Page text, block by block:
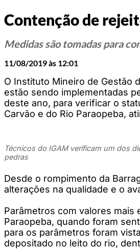
Contenção de
Medidas são tomadas para
11/08/2019 às 12:01
O Instituto Mineiro de Gestão
estão sendo implementadas
deste ano, para verificar o
Carvão e do Rio Paraopeba,
Técnicos do IGAM verificam um dos
pedras
Desde o rompimento da
alterações na qualidade e o
Parâmetros com valores
Paraopeba, quando foram
para os parâmetros foram
depositado no leito do rio,